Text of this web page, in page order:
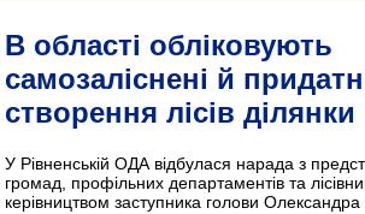
В області обліковують
самозаліснені й
створення лісів ділянки
У Рівненській ОДА відбулася нарада з
громад, профільних департаментів та
керівництвом заступника голови Олександра